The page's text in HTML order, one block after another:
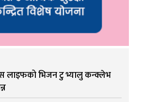
लाइफको भिजन टु भ्यालु कन्क्लेभ